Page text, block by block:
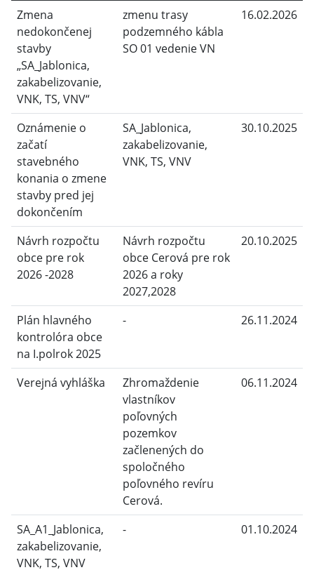
Zmena
nedokončenej
stavby
„SA_Jablonica,
zakabelizovanie,
VNK, TS, VNV“
zmenu trasy
podzemného kábla
SO 01 vedenie VN
16.02.2026
Oznámenie o
začatí
stavebného
konania o zmene
stavby pred jej
dokončením
SA_Jablonica,
zakabelizovanie,
VNK, TS, VNV
30.10.2025
Návrh rozpočtu
obce pre rok
2026 -2028
Návrh rozpočtu
obce Cerová pre rok
2026 a roky
2027,2028
20.10.2025
Plán hlavného
kontrolóra obce
na I.polrok 2025
- 26.11.2024
Verejná vyhláška
Zhromaždenie
vlastníkov
poľovných
pozemkov
začlenených do
spoločného
poľovného revíru
Cerová.
06.11.2024
SA_A1_Jablonica,
zakabelizovanie,
VNK, TS, VNV
- 01.10.2024